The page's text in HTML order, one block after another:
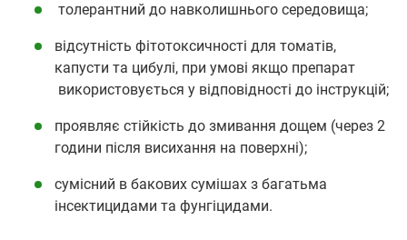
толерантний до навколишнього середовища;
відсутність фітотоксичності для томатів,
капусти та цибулі, при умові якщо препарат
використовується у відповідності до інструкцій;
проявляє стійкість до змивання дощем (через 2
години після висихання на поверхні);
сумісний в бакових сумішах з багатьма
інсектицидами та фунгіцидами.